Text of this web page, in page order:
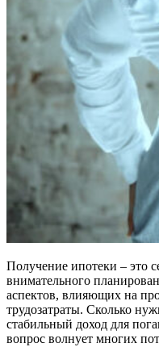
Получение ипотеки – это
внимательного
аспектов, влияющих на
трудозатраты. Сколько
стабильный доход для
вопрос волнует многих